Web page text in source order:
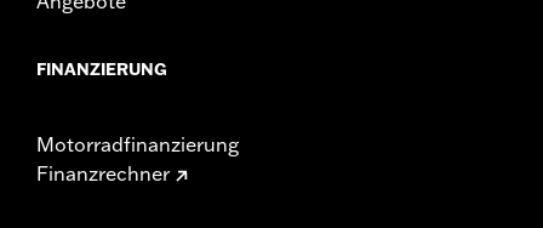
FINANZIERUNG
Motorradfinanzierung
Finanzrechner